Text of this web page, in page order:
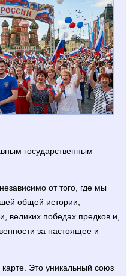
государственным
от того, где мы
общей истории,
великих победах предков и,
за настоящее и
Это уникальный союз